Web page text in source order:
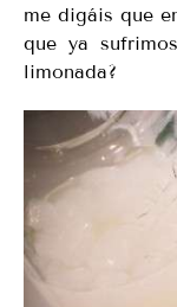
me digáis que
que ya
limonada?